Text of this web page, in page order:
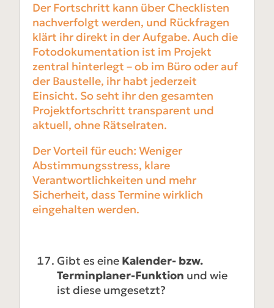
Der Fortschritt kann über Checklisten
nachverfolgt werden, und Rückfragen
klärt ihr direkt in der Aufgabe. Auch die
Fotodokumentation ist im Projekt
zentral hinterlegt – ob im Büro oder auf
der Baustelle, ihr habt jederzeit
Einsicht. So seht ihr den gesamten
Projektfortschritt transparent und
aktuell, ohne Rätselraten.
Der Vorteil für euch: Weniger
Abstimmungsstress, klare
Verantwortlichkeiten und mehr
Sicherheit, dass Termine wirklich
eingehalten werden.
Gibt es eine Kalender- bzw.
Terminplaner-Funktion und wie
ist diese umgesetzt?